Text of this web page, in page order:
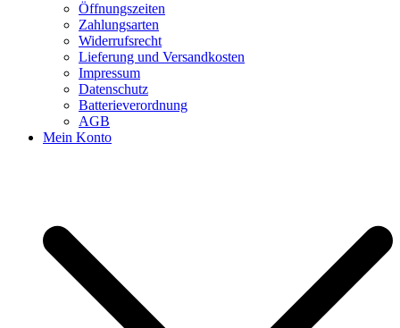
Öffnungszeiten
Zahlungsarten
Widerrufsrecht
Lieferung und Versandkosten
Impressum
Datenschutz
Batterieverordnung
AGB
Mein Konto